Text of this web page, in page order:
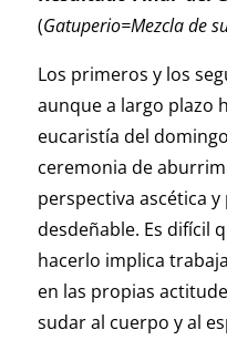
(Gatuperio=Mezcla de
Los primeros y los
aunque a largo plazo
eucaristía del
ceremonia de
perspectiva ascética
desdeñable. Es difícil
hacerlo implica
en las propias
sudar al cuerpo y al